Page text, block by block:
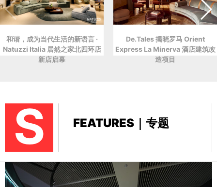
和谐，成为当代生活的新语言 ·
Natuzzi Italia 居然之家北四环店
新店启幕
De.Tales 揭晓罗马 Orient
Express La Minerva 酒店建筑改
造项目
S FEATURES｜专题